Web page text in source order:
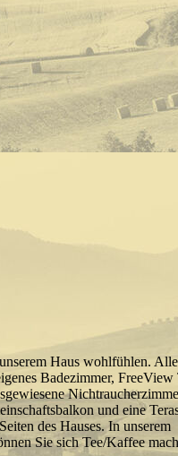
Haus wohlfühlen.
Badezimmer,
und eine
des Hauses. In unserem
Sie sich Tee/Kaffee